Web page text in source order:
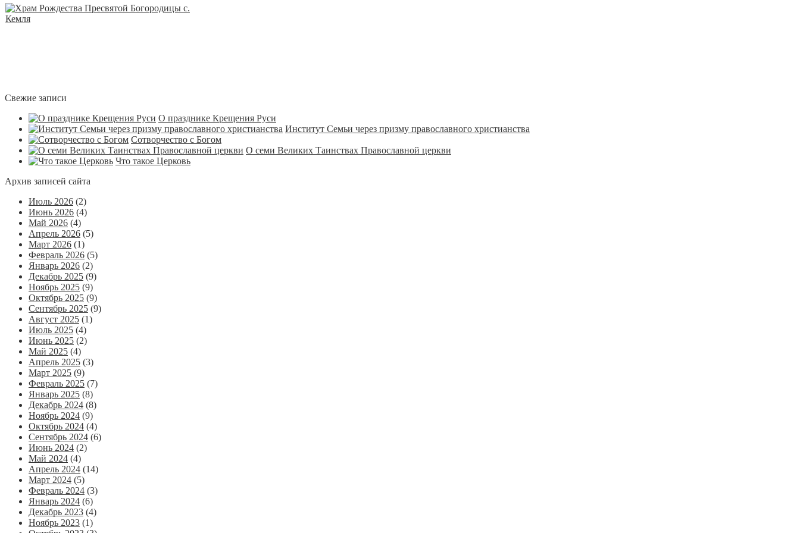
Свежие записи
О празднике Крещения Руси
Институт Семьи через призму православного христианства
Сотворчество с Богом
О семи Великих Таинствах Православной церкви
Что такое Церковь
Архив записей сайта
Июль 2026 (2)
Июнь 2026 (4)
Май 2026 (4)
Апрель 2026 (5)
Март 2026 (1)
Февраль 2026 (5)
Январь 2026 (2)
Декабрь 2025 (9)
Ноябрь 2025 (9)
Октябрь 2025 (9)
Сентябрь 2025 (9)
Август 2025 (1)
Июль 2025 (4)
Июнь 2025 (2)
Май 2025 (4)
Апрель 2025 (3)
Март 2025 (9)
Февраль 2025 (7)
Январь 2025 (8)
Декабрь 2024 (8)
Ноябрь 2024 (9)
Октябрь 2024 (4)
Сентябрь 2024 (6)
Июнь 2024 (2)
Май 2024 (4)
Апрель 2024 (14)
Март 2024 (5)
Февраль 2024 (3)
Январь 2024 (6)
Декабрь 2023 (4)
Ноябрь 2023 (1)